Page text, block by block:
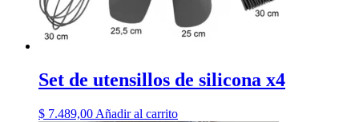
Set de utensillos de silicona x4
$ 7.489,00 Añadir al carrito